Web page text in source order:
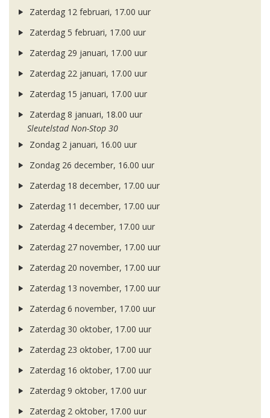
Zaterdag 12 februari, 17.00 uur
Zaterdag 5 februari, 17.00 uur
Zaterdag 29 januari, 17.00 uur
Zaterdag 22 januari, 17.00 uur
Zaterdag 15 januari, 17.00 uur
Zaterdag 8 januari, 18.00 uur
Sleutelstad Non-Stop 30
Zondag 2 januari, 16.00 uur
Zondag 26 december, 16.00 uur
Zaterdag 18 december, 17.00 uur
Zaterdag 11 december, 17.00 uur
Zaterdag 4 december, 17.00 uur
Zaterdag 27 november, 17.00 uur
Zaterdag 20 november, 17.00 uur
Zaterdag 13 november, 17.00 uur
Zaterdag 6 november, 17.00 uur
Zaterdag 30 oktober, 17.00 uur
Zaterdag 23 oktober, 17.00 uur
Zaterdag 16 oktober, 17.00 uur
Zaterdag 9 oktober, 17.00 uur
Zaterdag 2 oktober, 17.00 uur